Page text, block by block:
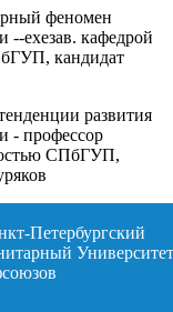
феномен
--ехезав. кафедрой
кандидат
развития
- профессор
СПбГУП,